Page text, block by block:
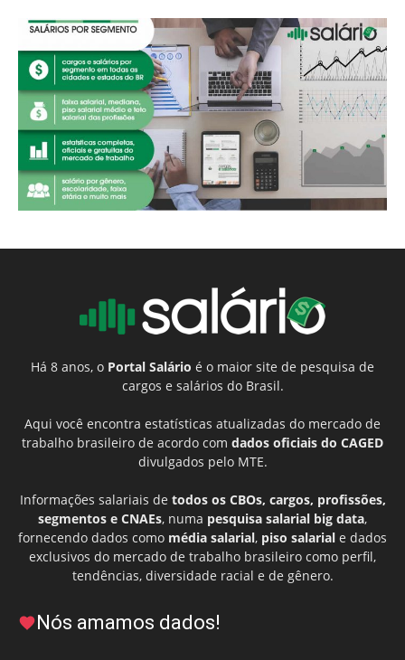
Há 8 anos, o Portal Salário é o maior site de pesquisa de
cargos e salários do Brasil.
Aqui você encontra estatísticas atualizadas do mercado de
trabalho brasileiro de acordo com dados oficiais do CAGED
divulgados pelo MTE.
Informações salariais de todos os CBOs, cargos, profissões,
segmentos e CNAEs, numa pesquisa salarial big data,
fornecendo dados como média salarial, piso salarial e dados
exclusivos do mercado de trabalho brasileiro como perfil,
tendências, diversidade racial e de gênero.
Nós amamos dados!